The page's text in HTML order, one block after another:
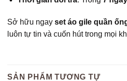
Sở hữu ngay set áo gile quần
luôn tự tin và cuốn hút trong mọi
SẢN PHẨM TƯƠNG TỰ